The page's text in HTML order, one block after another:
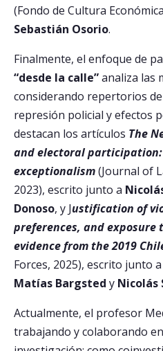
(Fondo de Cultura
Sebastián Osorio.
Finalmente, el enfoque de
“desde la calle”analiza las
considerando repertorios
represión policial y efectos
destacan los artículos The
and electoral
exceptionalism(Journal of
2023), escrito junto a
Donoso, y Justification of
preferences, and exposure
evidence from the 2019
Forces, 2025), escrito junto a
Matías Bargsted y Nicolás
Actualmente, el profesor
trabajando y colaborando